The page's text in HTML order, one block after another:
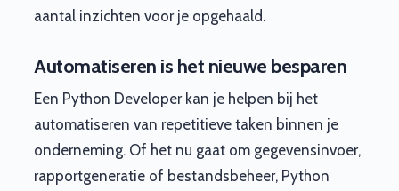
aantal inzichten voor je opgehaald.
Automatiseren is het nieuwe besparen
Een Python Developer kan je helpen bij het
automatiseren van repetitieve taken binnen je
onderneming. Of het nu gaat om gegevensinvoer,
rapportgeneratie of bestandsbeheer, Python